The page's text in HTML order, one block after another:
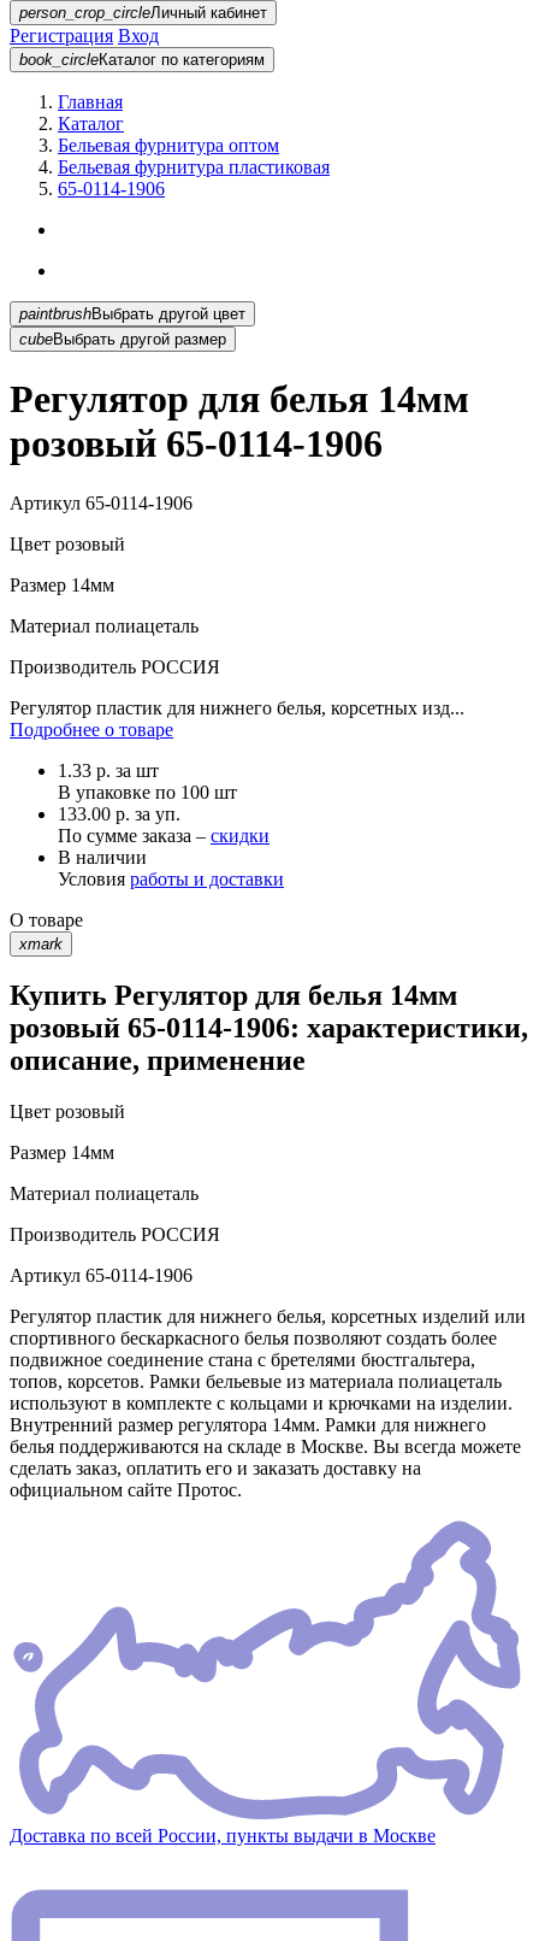
person_crop_circleЛичный кабинет
Регистрация Вход
book_circleКаталог по категориям
Главная
Каталог
Бельевая фурнитура оптом
Бельевая фурнитура пластиковая
65-0114-1906
paintbrush
Выбрать другой цвет
cubeВыбрать другой размер
Регулятор для белья 14мм
розовый 65-0114-1906
Артикул 65-0114-1906
Цвет розовый
Размер 14мм
Материал полиацеталь
Производитель РОССИЯ
Регулятор пластик для нижнего белья, корсетных изд...
Подробнее о товаре
1.33 р. за шт
В упаковке по 100 шт
133.00 р. за уп.
По сумме заказа – скидки
В наличии
Условия работы и доставки
О товаре
xmark
Купить Регулятор для белья 14мм
розовый 65-0114-1906: характеристики,
описание, применение
Цвет розовый
Размер 14мм
Материал полиацеталь
Производитель РОССИЯ
Артикул 65-0114-1906
Регулятор пластик для нижнего белья, корсетных изделий или
спортивного бескаркасного белья позволяют создать более
подвижное соединение стана с бретелями бюстгальтера,
топов, корсетов. Рамки бельевые из материала полиацеталь
используют в комплекте с кольцами и крючками на изделии.
Внутренний размер регулятора 14мм. Рамки для нижнего
белья поддерживаются на складе в Москве. Вы всегда можете
сделать заказ, оплатить его и заказать доставку на
официальном сайте Протос.
Доставка по всей России, пункты выдачи в Москве